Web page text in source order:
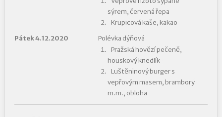
sýrem, červená řepa
Krupicová kaše, kakao
Pátek 4.12.2020
Polévka dýňová
Pražská hovězí pečeně,
houskový knedlík
Luštěninový burger s
vepřovým masem, brambory
m.m., obloha